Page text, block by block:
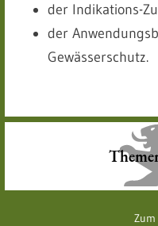
der
der
Gewässerschutz.